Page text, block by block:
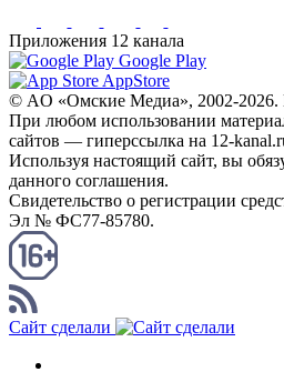
Приложения 12 канала
Google Play
AppStore
© AO «Омские Медиа», 2002-2026.
При любом использовании
сайтов — гиперссылка на 12-
Используя настоящий сайт, вы
данного соглашения.
Свидетельство о регистрации
Эл № ФС77-85780.
Сайт сделали